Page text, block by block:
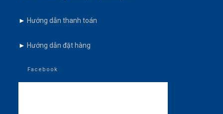
► Hướng dẫn thanh toán
► Hướng dẫn đặt hàng
Facebook